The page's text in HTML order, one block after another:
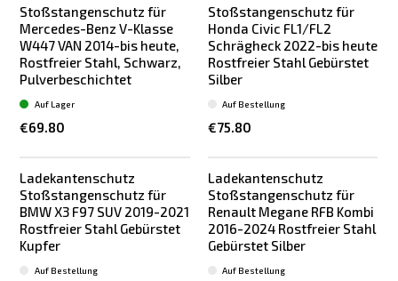
Stoßstangenschutz für
Mercedes-Benz V-Klasse
W447 VAN 2014-bis heute,
Rostfreier Stahl, Schwarz,
Pulverbeschichtet
€69.80
Auf Lager
Stoßstangenschutz für
Honda Civic FL1/FL2
Schrägheck 2022-bis heute
Rostfreier Stahl Gebürstet
Silber
€75.80
Auf Bestellung
Ladekantenschutz
Stoßstangenschutz für
BMW X3 F97 SUV 2019-2021
Rostfreier Stahl Gebürstet
Kupfer
Auf Bestellung
Ladekantenschutz
Stoßstangenschutz für
Renault Megane RFB Kombi
2016-2024 Rostfreier Stahl
Gebürstet Silber
Auf Bestellung